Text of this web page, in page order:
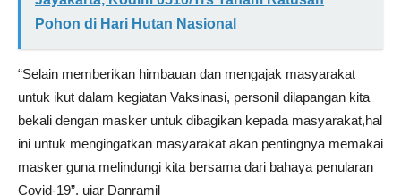
Pohon di Hari Hutan Nasional
“Selain memberikan himbauan dan mengajak masyarakat
untuk ikut dalam kegiatan Vaksinasi, personil dilapangan kita
bekali dengan masker untuk dibagikan kepada masyarakat,hal
ini untuk mengingatkan masyarakat akan pentingnya memakai
masker guna melindungi kita bersama dari bahaya penularan
Covid-19”, ujar Danramil